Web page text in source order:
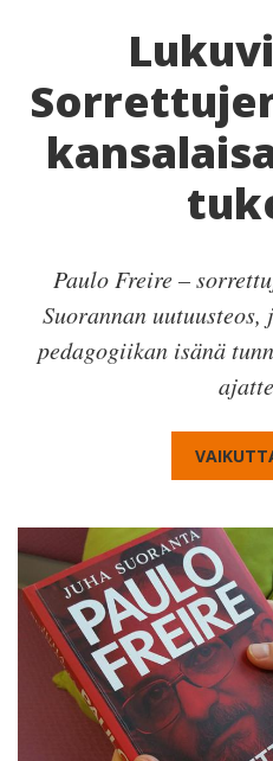
Paulo Freire –
Suorannan
pedagogiikan isänä